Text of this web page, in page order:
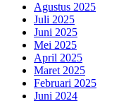
Agustus 2025
Juli 2025
Juni 2025
Mei 2025
April 2025
Maret 2025
Februari 2025
Juni 2024